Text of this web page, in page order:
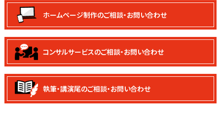
ホームページ制作のご相談・お問い合わせ
コンサルサービスのご相談・お問い合わせ
執筆・講演尾のご相談・お問い合わせ